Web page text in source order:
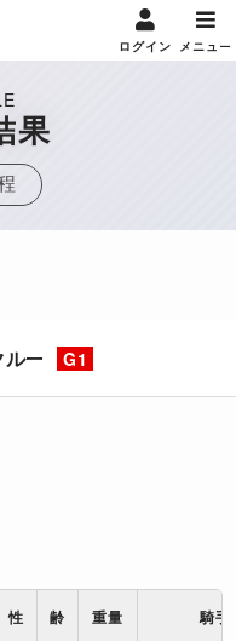
ログイン メニュー
果
ー G1
性 齢 重量 騎手